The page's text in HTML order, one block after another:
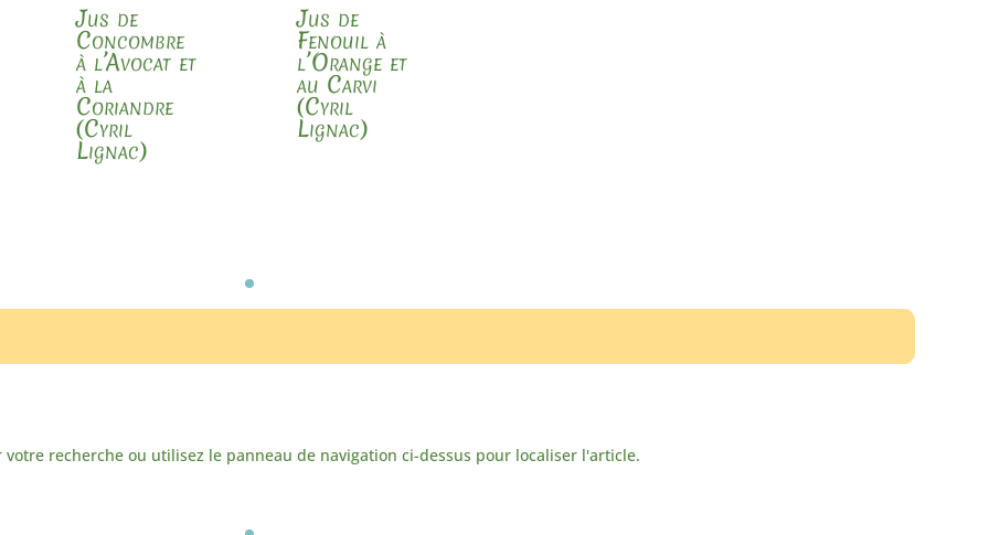
Jus de
Concombre
à l’Avocat et
à la
Coriandre
(Cyril
Lignac)
Jus de
Fenouil à
l’Orange et
au Carvi
(Cyril
Lignac)
recherche ou utilisez le panneau de navigation ci-dessus pour localiser l'article.